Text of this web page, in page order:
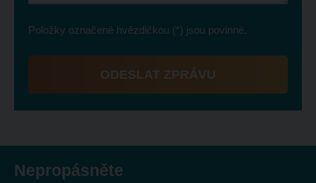
Položky označené hvězdičkou (*) jsou povinné.
ODESLAT ZPRÁVU
Nepropásněte